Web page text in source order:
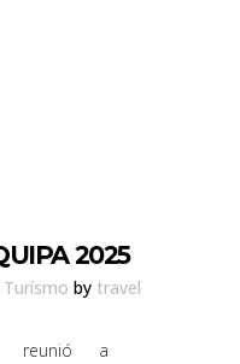
2025
Turísmo by travel
reunió a